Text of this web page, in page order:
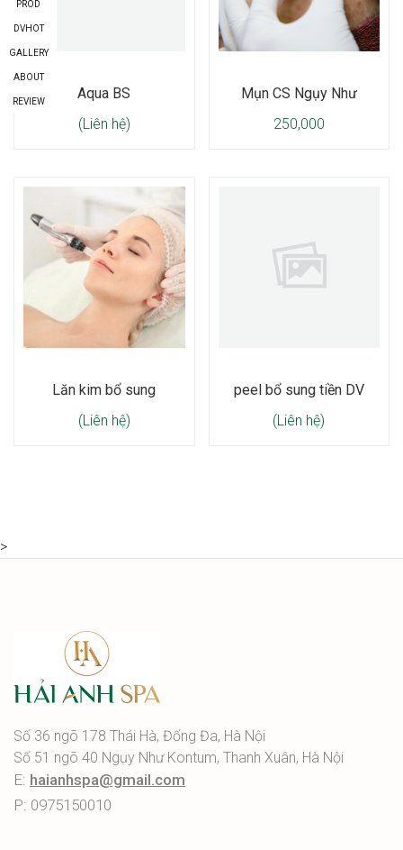
Aqua BS
(Liên hệ)
Mụn CS Ngụy Như
250,000
Lăn kim bổ sung
(Liên hệ)
peel bổ sung tiền DV
(Liên hệ)
>
Số 36 ngõ 178 Thái Hà, Đống Đa, Hà Nội
Số 51 ngõ 40 Ngụy Như Kontum, Thanh Xuân, Hà Nội
E: haianhspa@gmail.com
P: 0975150010
PROD
DVHOT
GALLERY
ABOUT
REVIEW